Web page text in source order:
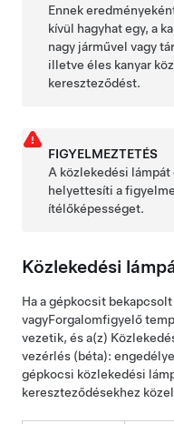
Ennek
kívül hagyhat egy, a
nagy járművel vagy
illetve éles kanyar
kereszteződést.
FIGYELMEZTETÉS
A közlekedési
helyettesíti a
ítélőképességet.
Közlekedési
Ha a gépkocsit bekapcsolt
vagyForgalomfigyelő
vezetik, és a(z)
vezérlés (béta):
gépkocsi közlekedési
kereszteződésekhez